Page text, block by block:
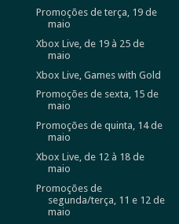
Promoções de terça, 19 de
maio
Xbox Live, de 19 à 25 de
maio
Xbox Live, Games with Gold
Promoções de sexta, 15 de
maio
Promoções de quinta, 14 de
maio
Xbox Live, de 12 à 18 de
maio
Promoções de
segunda/terça, 11 e 12 de
maio